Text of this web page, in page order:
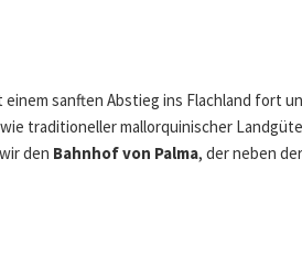
sanften Abstieg ins Flachland fort
traditioneller mallorquinischer
den Bahnhof von Palma, der neben der